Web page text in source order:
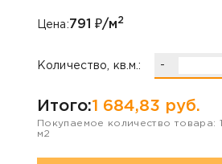
Цена:791 ₽/м2
Количество, кв.м.: -
Итого:1 684,83 руб.
Покупаемое количество товара: 1
м2